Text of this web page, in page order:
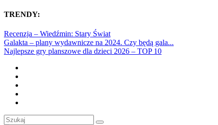
TRENDY:
Recenzja – Wiedźmin: Stary Świat
Galakta – plany wydawnicze na 2024. Czy będą gala...
Najlepsze gry planszowe dla dzieci 2026 – TOP 10